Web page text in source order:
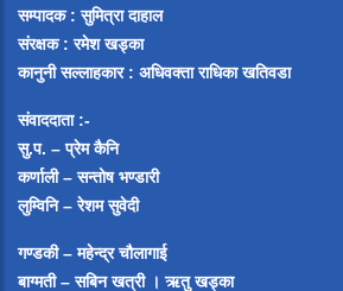
सम्पादक : सुमित्रा दाहाल
संरक्षक : रमेश खड्का
कानुनी सल्लाहकार : अधिवक्ता राधिका खतिवडा
संवाददाता :-
सु.प. – प्रेम कैनि
कर्णाली – सन्तोष भण्डारी
लुम्विनि – रेशम सुवेदी
गण्डकी – महेन्द्र चौलागाई
बाग्मती – सबिन खत्री ।ऋतु खड्का